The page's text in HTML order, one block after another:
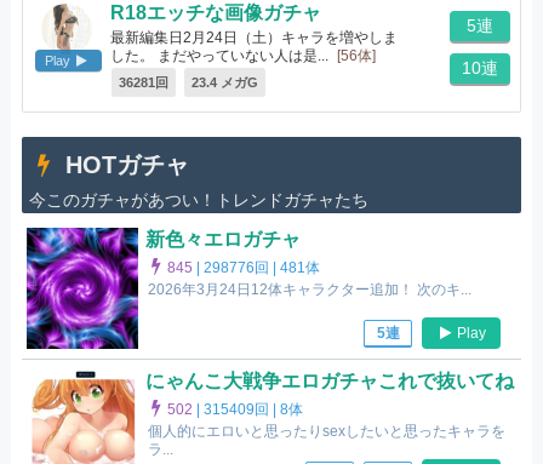
Play
R18エッチな画像ガチャ
最新編集日2月24日（土）キャラを増やしま
した。 まだやっていない人は是...
[56体]
36281回 23.4 メガG
5連
10連
HOTガチャ
今このガチャがあつい！トレンドガチャたち
新色々エロガチャ
845 |298776回 |481体
2026年3月24日12体キャラクター追加！ 次のキ...
5連 Play
にゃんこ大戦争エロガチャこれで抜いてね
502 |315409回 |8体
個人的にエロいと思ったりsexしたいと思ったキャラを
ラ...